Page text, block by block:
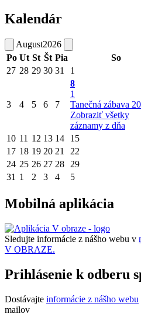
Kalendár
August2026
Po Ut St Št Pia So
27 28 29 30 31 1
3 4 5 6 7
8
1
Tanečná zábava
Zobraziť všetky
záznamy z dňa
10 11 12 13 14 15
17 18 19 20 21 22
24 25 26 27 28 29
31 1 2 3 4 5
Mobilná aplikácia
Sledujte informácie z nášho webu v
V OBRAZE.
Prihlásenie k odberu
Dostávajte informácie z nášho webu
mailov